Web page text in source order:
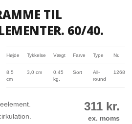
TIL
60/40.
Højde Tykkelse Vægt Farve Type Nr.
8,5
cm
3,0 cm
0.45
kg.
Sort
All-
round
12683
311 kr.
ex. moms